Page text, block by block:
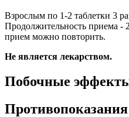
Взрослым по 1-2 таблетки 3
Продолжительность приема -
прием можно повторить.
Не является лекарством.
Побочные
Противопоказания